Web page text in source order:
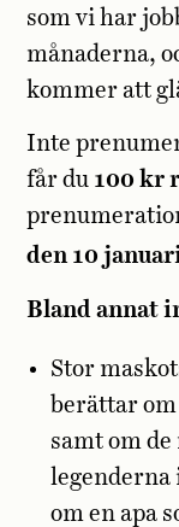
som vi har
månaderna,
kommer att
Inte
får du 100 kr
den 10
Bland annat
Stor
berättar
samt om
om en apa